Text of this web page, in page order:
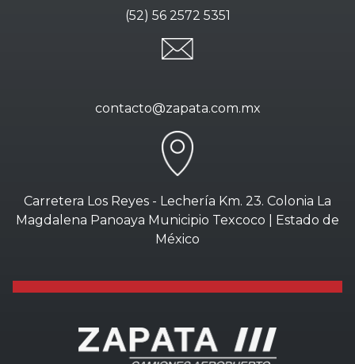
(52) 56 2572 5351
contacto@zapata.com.mx
Carretera Los Reyes - Lechería Km. 23. Colonia La
Magdalena Panoaya Municipio Texcoco | Estado de
México